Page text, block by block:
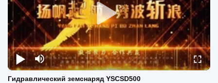
Гидравлический земснаряд YSCSD500